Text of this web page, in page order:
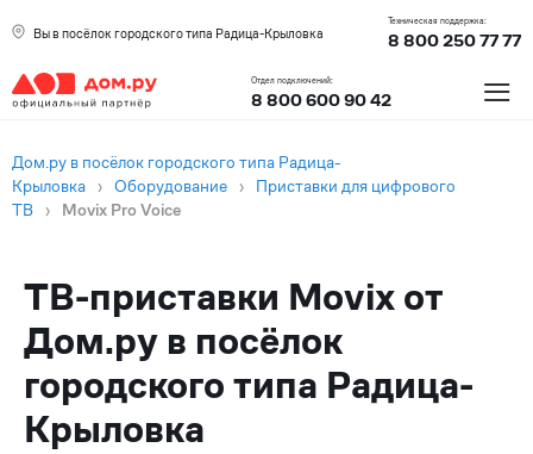
Вы в посёлок городского типа Радица-Крыловка
Техническая поддержка:
8 800 250 77 77
Отдел подключений:
8 800 600 90 42 ≡
Дом.ру в посёлок городского типа Радица-
Крыловка › Оборудование ›
Приставки для цифрового
ТВ › Movix Pro Voice
ТВ-приставки Movix от
Дом.ру в посёлок
городского типа Радица-
Крыловка